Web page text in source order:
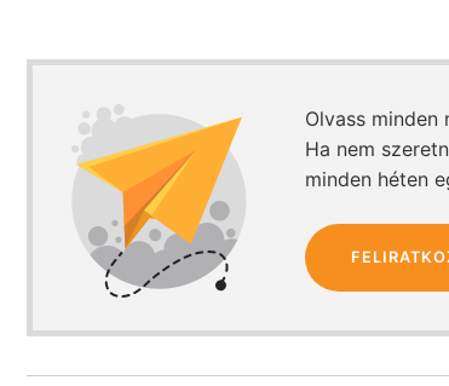
Olvass
Ha nem
minden héten